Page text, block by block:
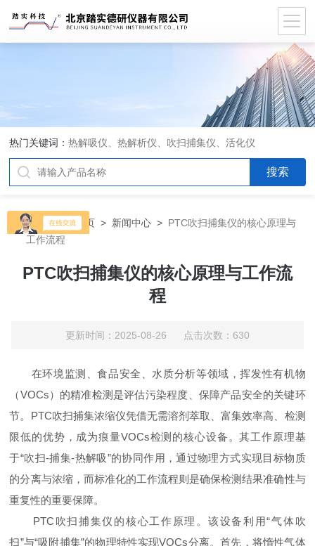
热门关键词：热解吸仪、热解析仪、吹扫捕集仪、活化仪
当前位置：首页 > 新闻中心 > PTC吹扫捕集仪的核心原理与
工作流程​
PTC吹扫捕集仪的核心原理与工作流
程​
更新时间：2025-08-26 点击次数：630
在环境监测、食品安全、水质分析等领域，挥发性有机物
（VOCs）的精准检测是评估污染程度、保障产品安全的关键环
节。PTC吹扫捕集浓缩仪凭借无需溶剂萃取、富集效率高、检测
限低的优势，成为痕量VOCs检测的核心设备。其工作原理基
于“吹扫-捕集-热解吸”的协同作用，通过物理方式实现目标物质
的分离与浓缩，而标准化的工作流程则是确保检测结果准确性与
重复性的重要保障。​
PTC吹扫捕集仪的核心工作原理。该设备利用“气体吹
扫”与“吸附捕集”的物理特性实现VOCs分离。首先，将惰性气体